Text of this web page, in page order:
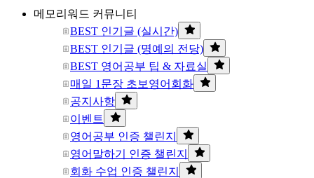
메모리워드 커뮤니티
BEST 인기글 (실시간)
BEST 인기글 (명예의 전당)
BEST 영어공부 팁 & 자료실
매일 1문장 초보영어회화
공지사항
이벤트
영어공부 인증 챌린지
영어말하기 인증 챌린지
회화 수업 인증 챌린지